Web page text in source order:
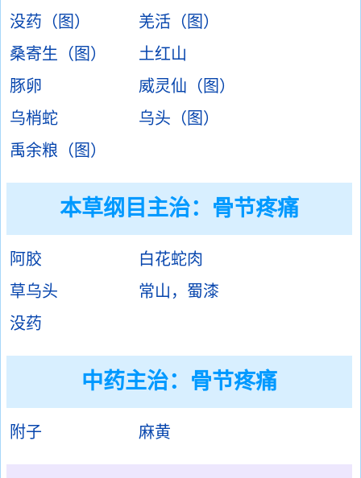
没药（图）
羌活（图）
桑寄生（图）
土红山
豚卵
威灵仙（图）
乌梢蛇
乌头（图）
禹余粮（图）
本草纲目主治：骨节疼痛
阿胶
白花蛇肉
草乌头
常山，蜀漆
没药
中药主治：骨节疼痛
附子 麻黄